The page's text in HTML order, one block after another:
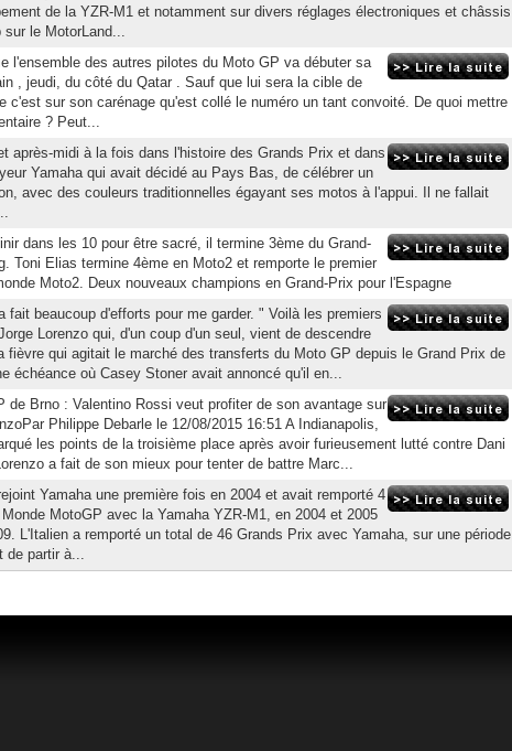
de la YZR-M1 et notamment sur divers réglages électroniques et châssis
le MotorLand...
l'ensemble des autres pilotes du Moto GP va débuter sa
, jeudi, du côté du Qatar . Sauf que lui sera la cible de
c'est sur son carénage qu'est collé le numéro un tant convoité. De quoi mettre
? Peut...
après-midi à la fois dans l'histoire des Grands Prix et dans
Yamaha qui avait décidé au Pays Bas, de célébrer un
avec des couleurs traditionnelles égayant ses motos à l'appui. Il ne fallait
dans les 10 pour être sacré, il termine 3ème du Grand-
Toni Elias termine 4ème en Moto2 et remporte le premier
Moto2. Deux nouveaux champions en Grand-Prix pour l'Espagne
fait beaucoup d'efforts pour me garder. " Voilà les premiers
Lorenzo qui, d'un coup d'un seul, vient de descendre
fièvre qui agitait le marché des transferts du Moto GP depuis le Grand Prix de
échéance où Casey Stoner avait annoncé qu'il en...
de Brno : Valentino Rossi veut profiter de son avantage sur
Philippe Debarle le 12/08/2015 16:51 A Indianapolis,
les points de la troisième place après avoir furieusement lutté contre Dani
a fait de son mieux pour tenter de battre Marc...
Yamaha une première fois en 2004 et avait remporté 4
MotoGP avec la Yamaha YZR-M1, en 2004 et 2005
L'Italien a remporté un total de 46 Grands Prix avec Yamaha, sur une période
de partir à...